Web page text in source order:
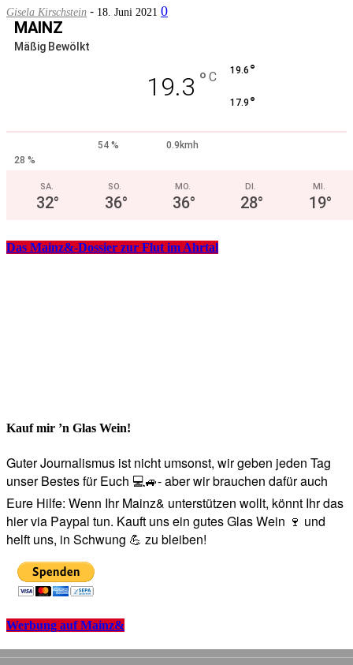
Gisela Kirschstein - 18. Juni 2021 0
MAINZ
Mäßig Bewölkt
19.3 ° C 19.6 °
17.9 °
54 %
0.9kmh
28 %
SA.
32°
SO.
36°
MO.
36°
DI.
28°
MI.
19°
Das Mainz&-Dossier zur Flut im Ahrtal
Kauf mir ’n Glas Wein!
Guter Journalismus ist nicht umsonst, wir geben jeden Tag
unser Bestes für Euch 💻🚙- aber wir brauchen dafür auch
Eure Hilfe: Wenn Ihr Mainz& unterstützen wollt, könnt Ihr das
hier via Paypal tun. Kauft uns ein gutes Glas Wein 🍷 und
helft uns, in Schwung 💪 zu bleiben!
Werbung auf Mainz&